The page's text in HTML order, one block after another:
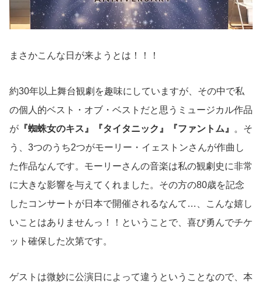
まさかこんな日が来ようとは！！！
約30年以上舞台観劇を趣味にしていますが、その中で私
の個人的ベスト・オブ・ベストだと思うミュージカル作品
が 『蜘蛛女のキス』『タイタニック』『ファントム』
。そ
う、3つのうち2つがモーリー・イェストンさんが作曲し
た作品なんです。モーリーさんの音楽は私の観劇史に非常
に大きな影響を与えてくれました。その方の80歳を記念
したコンサートが日本で開催されるなんて…、こんな嬉し
いことはありませんっ！！ということで、喜び勇んでチケ
ット確保した次第です。
ゲストは微妙に公演日によって違うということなので、本